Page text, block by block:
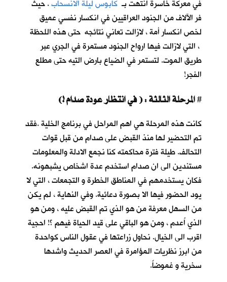
في معركة خاسرة انتهت بـ كابوس ليلة الانسحاب. حيث
فر الآلاف من الجنود العراقيين في انكسار نفسي عميق
لخص انكسار أمة ، لازالت تعاني نتائجه حتى هذه اللحظة
، التي لازالت فيها ارواح الجنود مستمرة في الجري عبر
طريق الموت. لتستمر في الضياع بارض التيه حتى مطلع
الفجر!
#
كانت هذه المرحلة هي اهم المراحل في برنامج الخلية .فقد
تم التحضير لها منذ القبض على صدام من قبل قوات
التحالف. طيلة فترة محاكمته كنا نجمع الادلة والمعلومات
مستندين الى ان صدام استخدم عدة اشخاص يشبهونه.
فكان يستخدمهم في المناطق الخطرة و التجمعات ، التي لا
يود الحضور فيها الا بصورة دعائية. وفي النهاية ، لم يكن
من السهل معرفة من هو الذي تم القبض عليه ، ومن هو
الذي اُعدم ، ومن هو الباقي على قيد الحياة فيهم ؟! احجية
اقرب الى الخيال. نحاول زراعتها في عقول الناس كواحدة
من ابرز نظريات المؤامرة في العصر الحديث واشدها
سخرية و غموضاً.